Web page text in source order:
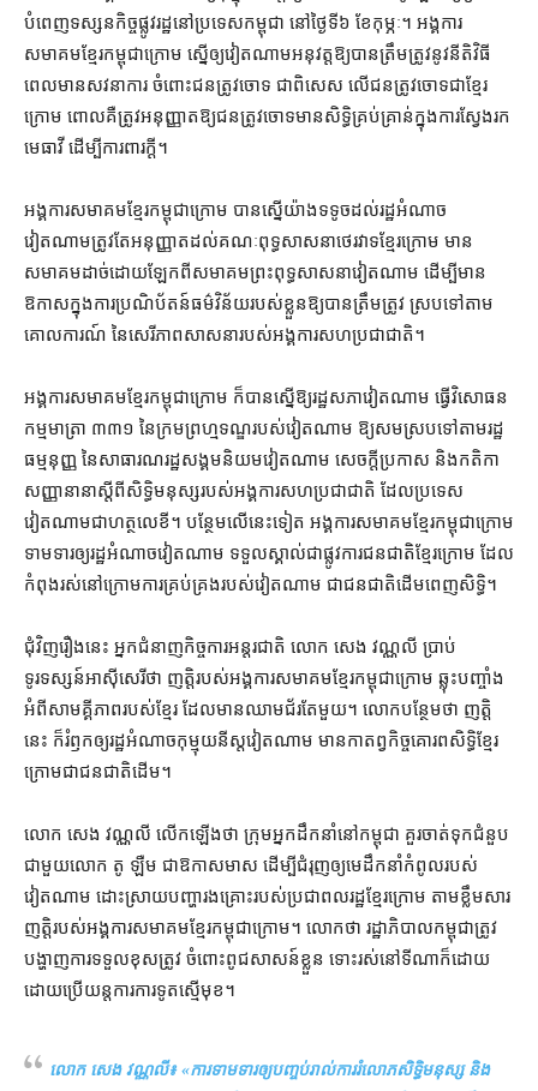
បំពេញ​ទស្សនកិច្ច​ផ្លូវរដ្ឋ​នៅ​ប្រទេស​កម្ពុជា នៅ​ថ្ងៃទី​៦ ខែកុម្ភៈ​។ អង្គការ​
សមាគម​ខ្មែរ​កម្ពុជា​ក្រោម ស្នើ​ឲ្យ​វៀតណាម​អនុវត្ត​ឱ្យ​បាន​ត្រឹមត្រូវ​នូវ​នីតិវិធី​
ពេល​មាន​សវនាការ ចំពោះ​ជន​ត្រូវ​ចោទ ជាពិសេស លើ​ជន​ត្រូវ​ចោទ​ជា​ខ្មែរ
ក្រោម ពោល​គឺ​ត្រូវ​អនុញ្ញាត​ឱ្យ​ជន​ត្រូវ​ចោទ​មាន​សិទ្ធិ​គ្រប់គ្រាន់​ក្នុង​ការ​ស្វែងរក​
មេធាវី ដើម្បី​ការពារ​ក្ដី។
អង្គការ​សមាគម​ខ្មែរ​កម្ពុជា​ក្រោម បាន​ស្នើ​យ៉ាង​ទទូច​ដល់​រដ្ឋអំណាច
វៀតណាម​ត្រូវតែ​អនុញ្ញាត​ដល់​គណៈ​ពុទ្ធសាសនា​ថេរវាទ​ខ្មែរក្រោម មាន​
សមាគម​ដាច់ដោយឡែក​ពី​សមាគម​ព្រះពុទ្ធសាសនា​វៀតណាម ដើម្បី​មាន
ឱកាស​ក្នុង​ការ​ប្រណិប័តន៍​ធម៌​វិន័យ​របស់​ខ្លួន​ឱ្យ​បាន​ត្រឹមត្រូវ ស្រប​ទៅ​តាម​
គោលការណ៍ នៃ​សេរីភាព​សាសនា​របស់​អង្គការសហប្រជាជាតិ។
អង្គការ​សមាគម​ខ្មែរ​កម្ពុជា​ក្រោម ក៏បាន​ស្នើ​ឱ្យ​រដ្ឋសភា​វៀតណាម ធ្វើ​វិសោធន
កម្ម​មាត្រា ៣៣១ នៃ​ក្រមព្រហ្មទណ្ឌ​របស់​វៀតណាម ឱ្យ​សមស្រប​ទៅតាម​រដ្ឋ
ធម្មនុញ្ញ នៃ​សាធារណរដ្ឋ​សង្គមនិយម​វៀតណាម សេចក្ដីប្រកាស និង​កតិកា
សញ្ញា​នានា​ស្ដីពី​សិទ្ធិមនុស្ស​របស់​អង្គការសហប្រជាជាតិ ដែល​ប្រទេស​
វៀតណាម​ជា​ហត្ថលេខី។ បន្ថែម​លើ​នេះ​ទៀត អង្គការ​សមាគម​ខ្មែរ​កម្ពុជា​ក្រោម
ទាមទារ​ឲ្យ​រដ្ឋអំណាច​វៀតណាម ទទួលស្គាល់​ជា​ផ្លូវការ​ជនជាតិ​ខ្មែរក្រោម ដែល​
កំពុង​រស់នៅ​ក្រោម​ការគ្រប់គ្រង​របស់​វៀតណាម ជា​ជនជាតិ​ដើម​ពេញ​សិទ្ធិ។
ជុំវិញ​រឿង​នេះ អ្នកជំនាញ​កិច្ចការ​អន្តរជាតិ លោក សេង វណ្ណលី ប្រាប់​
ទូរទស្សន៍​អាស៊ីសេរី​ថា ញត្តិ​របស់​អង្គការ​សមាគម​ខ្មែរ​កម្ពុជា​ក្រោម ឆ្លុះបញ្ចាំង​
អំពី​សាមគ្គីភាព​របស់​ខ្មែរ ដែល​មាន​ឈាមជ័រ​តែមួយ។ លោក​បន្ថែម​ថា ញត្តិ​
នេះ ក៏​រំឭក​ឲ្យ​រដ្ឋអំណាច​កុម្មុយនីស្ត​វៀតណាម មាន​កាតព្វកិច្ច​គោរព​សិទ្ធិ​ខ្មែរ
ក្រោម​ជា​ជនជាតិ​ដើម។
លោក សេង វណ្ណលី លើកឡើង​ថា ក្រុម​អ្នកដឹកនាំ​នៅ​កម្ពុជា គួរ​ចាត់ទុក​ជំនួប​
ជាមួយ​លោក តូ ឡឺម ជា​ឱកាស​មាស ដើម្បី​ជំរុញ​ឲ្យ​មេដឹកនាំ​កំពូល​របស់​
វៀតណាម ដោះស្រាយ​បញ្ហា​រងគ្រោះ​របស់​ប្រជាពលរដ្ឋ​ខ្មែរក្រោម តាម​ខ្លឹមសារ​
ញត្តិ​របស់​អង្គការ​សមាគម​ខ្មែរ​កម្ពុជា​ក្រោម​។ លោក​ថា រដ្ឋាភិបាល​កម្ពុជា​ត្រូវ​
បង្ហាញ​ការទទួលខុសត្រូវ ចំពោះ​ពូជសាសន៍​ខ្លួន ទោះ​រស់នៅ​ទីណា​ក៏ដោយ
ដោយ​ប្រើ​យន្តការ​ការទូត​ស្មើមុខ។
លោក សេង វណ្ណលី៖ «ការ​ទាមទារ​ឲ្យ​បញ្ចប់​រាល់​ការរំលោភ​សិទ្ធិមនុស្ស និង​